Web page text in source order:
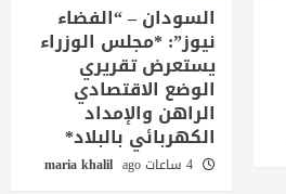
السودان – “الفضاء
نيوز”: *مجلس الوزراء
يستعرض تقريري
الوضع الاقتصادي
الراهن والإمداد
الكهربائي بالبلاد*
4 ساعات ago maria khalil